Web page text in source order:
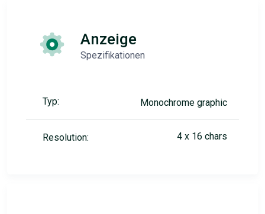
Anzeige
Spezifikationen
Typ: Monochrome graphic
Resolution: 4 x 16 chars